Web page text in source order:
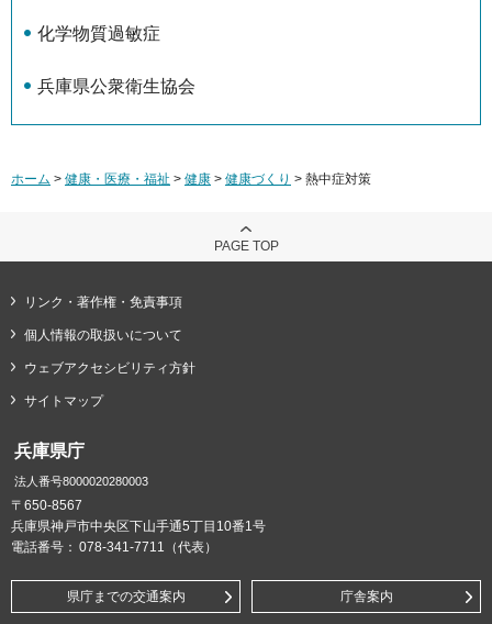
化学物質過敏症
兵庫県公衆衛生協会
ホーム > 健康・医療・福祉 > 健康 > 健康づくり > 熱中症対策
PAGE TOP
リンク・著作権・免責事項
個人情報の取扱いについて
ウェブアクセシビリティ方針
サイトマップ
兵庫県庁
法人番号8000020280003
〒650-8567
兵庫県神戸市中央区下山手通5丁目10番1号
電話番号： 078-341-7711（代表）
県庁までの交通案内 庁舎案内